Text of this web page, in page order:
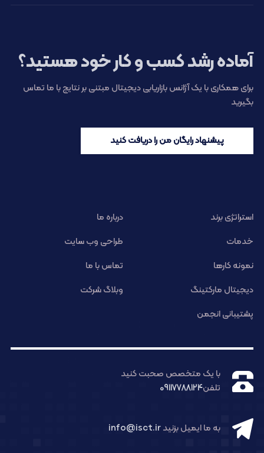
آماده رشد کسب و کار خود هستید؟
برای همکاری با یک آژانس بازاریابی دیجیتال مبتنی بر نتایج با ما تماس
بگیرید
پیشنهاد رایگان من را دریافت کنید
استراتژی برند
درباره ما
خدمات
طراحی وب سایت
نمونه کارها
تماس با ما
دیجیتال مارکتینگ
وبلاگ شرکت
پشتیبانی انجمن
با یک متخصص صحبت کنید
تلفن09117788124
به ما ایمیل بزنیدinfo@isct.ir